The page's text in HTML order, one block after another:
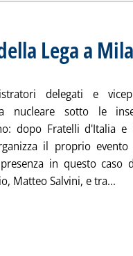
Lega a
delegati e
nucleare sotto le
dopo Fratelli d'Italia e
il proprio evento
in questo caso
Matteo Salvini, e tra...